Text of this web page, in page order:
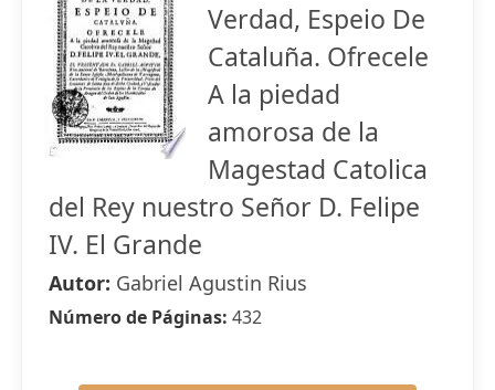
Verdad, Espeio De
Cataluña. Ofrecele
A la piedad
amorosa de la
Magestad Catolica
del Rey nuestro Señor D. Felipe
IV. El Grande
Autor: Gabriel Agustin Rius
Número de Páginas: 432